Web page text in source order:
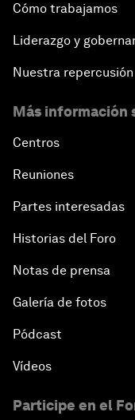
Cómo trabajamos
Liderazgo y
Nuestra repercusión
Más información
Centros
Reuniones
Partes interesadas
Historias del Foro
Notas de prensa
Galería de fotos
Pódcast
Vídeos
Participe en el